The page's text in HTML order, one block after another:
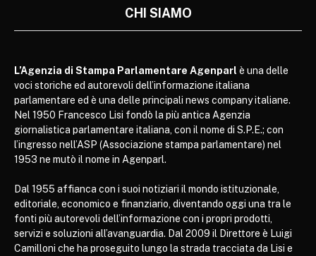
CHI SIAMO
L’Agenzia di Stampa Parlamentare Agenparl è una delle
voci storiche ed autorevoli dell’informazione italiana
parlamentare ed è una delle principali news company italiane.
Nel 1950 Francesco Lisi fondò la più antica Agenzia
giornalistica parlamentare italiana, con il nome di S.P.E.; con
l’ingresso nell’ASP (Associazione stampa parlamentare) nel
1953 ne mutò il nome in Agenparl.
Dal 1955 affianca con i suoi notiziari il mondo istituzionale,
editoriale, economico e finanziario, diventando oggi una tra le
fonti più autorevoli dell’informazione con i propri prodotti,
servizi e soluzioni all’avanguardia. Dal 2009 il Direttore è Luigi
Camilloni che ha proseguito lungo la strada tracciata da Lisi e